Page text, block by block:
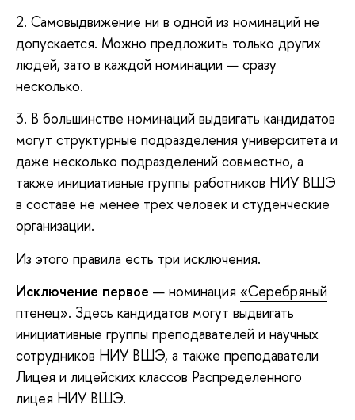
2. Самовыдвижение ни в одной из номинаций не
допускается. Можно предложить только других
людей, зато в каждой номинации — сразу
несколько.
3. В большинстве номинаций выдвигать кандидатов
могут структурные подразделения университета и
даже несколько подразделений совместно, а
также инициативные группы работников НИУ ВШЭ
в составе не менее трех человек и студенческие
организации.
Из этого правила есть три исключения.
Исключение первое — номинация «Серебряный
птенец». Здесь кандидатов могут выдвигать
инициативные группы преподавателей и научных
сотрудников НИУ ВШЭ, а также преподаватели
Лицея и лицейских классов Распределенного
лицея НИУ ВШЭ.